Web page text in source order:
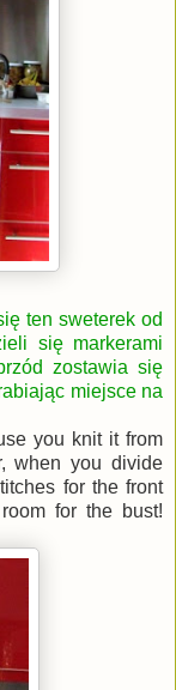
ten sweterek od
się markerami
zostawia się
miejsce na
you knit it from
when you divide
for the front
for the bust!